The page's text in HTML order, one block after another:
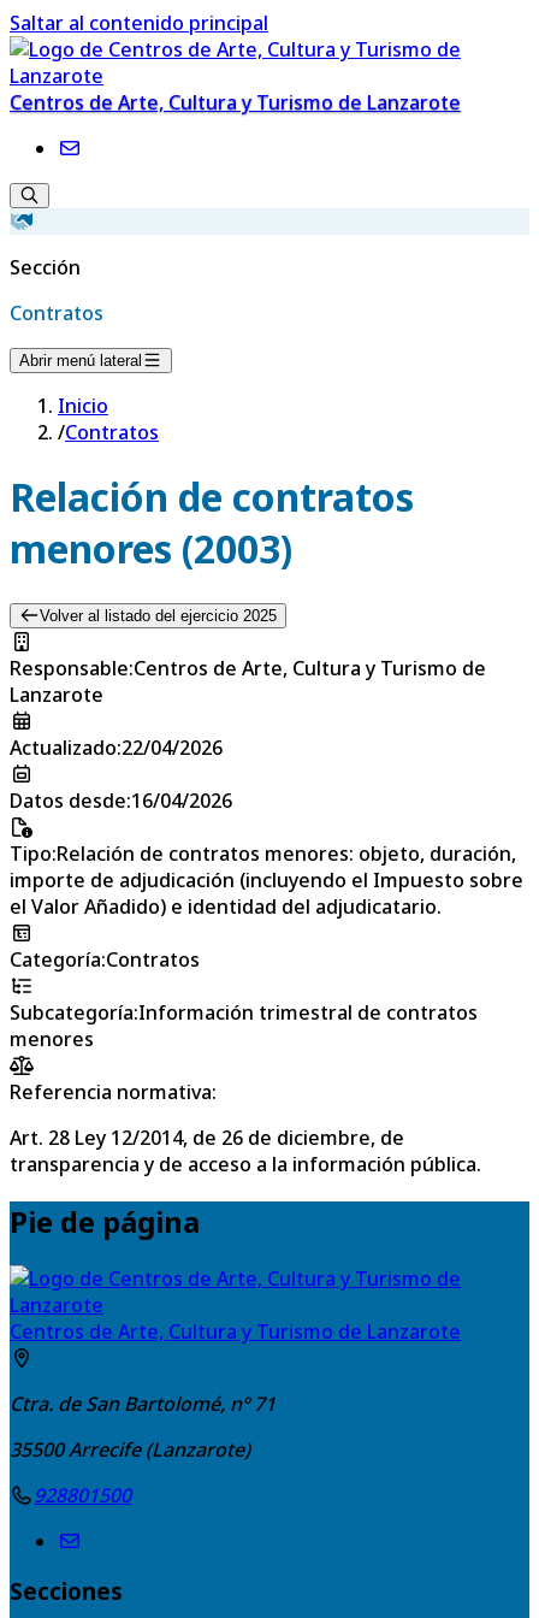
Saltar al contenido principal
Centros de Arte, Cultura y Turismo de Lanzarote
Sección
Contratos
Abrir menú lateral
Inicio
/Contratos
Relación de contratos
menores (2003)
Volver al listado del ejercicio 2025
Responsable:Centros de Arte, Cultura y Turismo de
Lanzarote
Actualizado:22/04/2026
Datos desde:16/04/2026
Tipo:Relación de contratos menores: objeto, duración,
importe de adjudicación (incluyendo el Impuesto sobre
el Valor Añadido) e identidad del adjudicatario.
Categoría:Contratos
Subcategoría:Información trimestral de contratos
menores
Referencia normativa:
Art. 28 Ley 12/2014, de 26 de diciembre, de
transparencia y de acceso a la información pública.
Pie de página
Centros de Arte, Cultura y Turismo de Lanzarote
Ctra. de San Bartolomé, nº 71
35500Arrecife (Lanzarote)
928801500
Secciones